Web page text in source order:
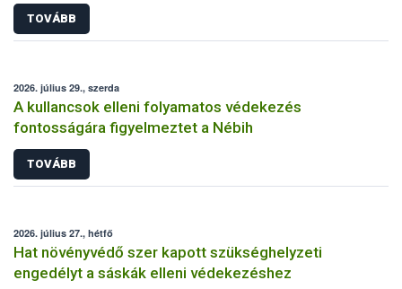
TOVÁBB
2026. július 29., szerda
A kullancsok elleni folyamatos védekezés
fontosságára figyelmeztet a Nébih
TOVÁBB
2026. július 27., hétfő
Hat növényvédő szer kapott szükséghelyzeti
engedélyt a sáskák elleni védekezéshez